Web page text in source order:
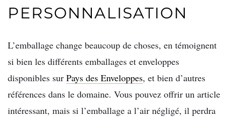
PERSONNALISATION
L’emballage change beaucoup de choses, en témoignent
si bien les différents emballages et enveloppes
disponibles sur Pays des Enveloppes, et bien d’autres
références dans le domaine. Vous pouvez offrir un article
intéressant, mais si l’emballage a l’air négligé, il perdra